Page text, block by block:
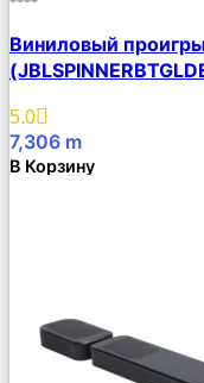
Описание
Избранное
Виниловый
5.0
7,306 m
В Корзину